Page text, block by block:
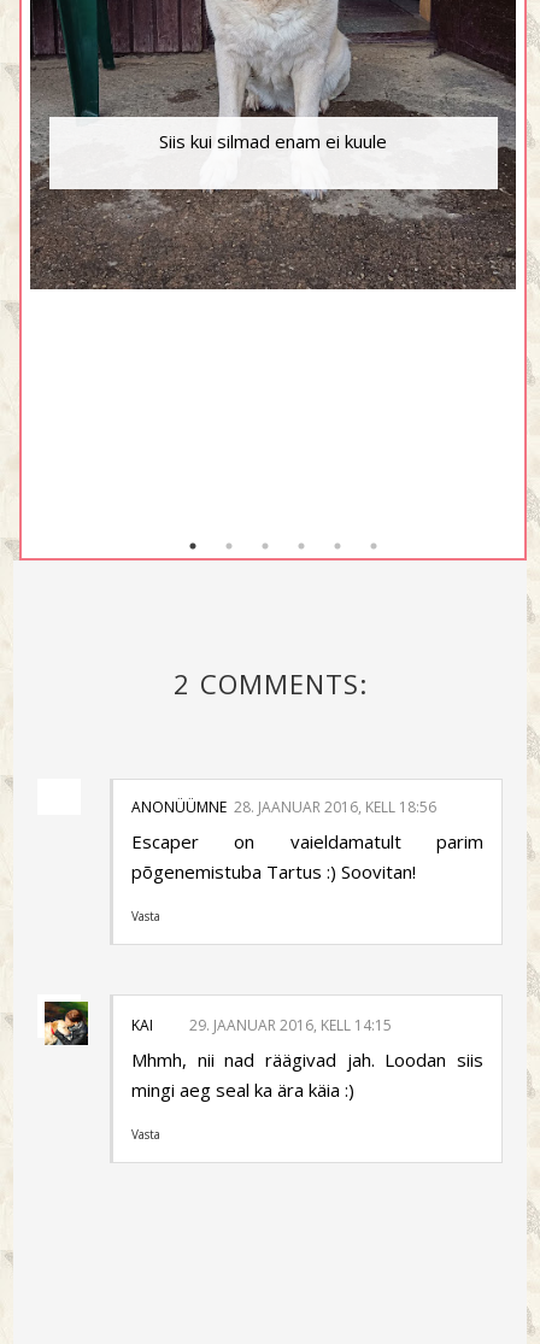
Siis kui silmad enam ei kuule
2 COMMENTS:
ANONÜÜMNE 28. JAANUAR 2016, KELL 18:56
Escaper on vaieldamatult parim
põgenemistuba Tartus :) Soovitan!
Vasta
KAI 29. JAANUAR 2016, KELL 14:15
Mhmh, nii nad räägivad jah. Loodan siis
mingi aeg seal ka ära käia :)
Vasta